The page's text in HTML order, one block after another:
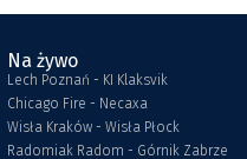
Na żywo
Lech Poznań - KI Klaksvik
Chicago Fire - Necaxa
Wisła Kraków - Wisła Płock
Radomiak Radom - Górnik Zabrze